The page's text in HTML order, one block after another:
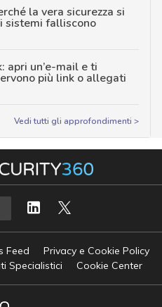
la vera sicurezza si
sistemi falliscono
apri un’e-mail e ti
più link o allegati
Vedi tutti gli approfondimenti >
Feed
Privacy e Cookie Policy
Specialistici
Cookie Center